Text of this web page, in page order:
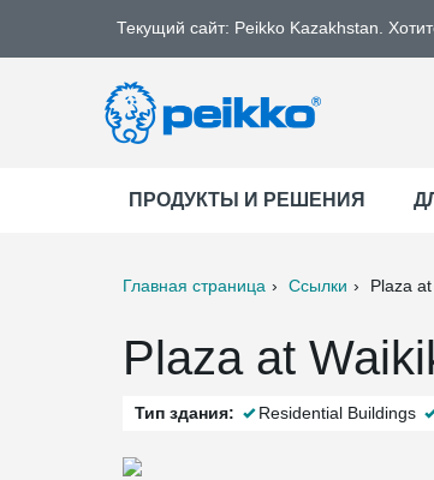
Текущий сайт: Peikko Kazakhstan.
ПРОДУКТЫ И РЕШЕНИЯ
Главная страница Ссылки Plaza
Plaza at
Тип здания: Residential Buildings